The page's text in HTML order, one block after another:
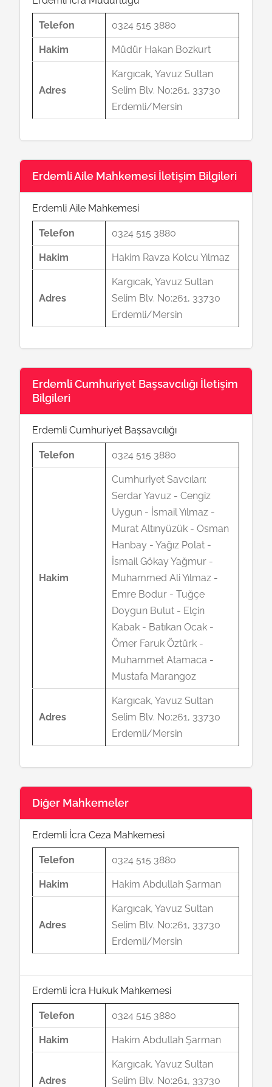
Telefon 0324 515 3880
Hakim Müdür Hakan Bozkurt
Adres
Kargıcak, Yavuz Sultan
Selim Blv. No:261, 33730
Erdemli/Mersin
Erdemli Aile Mahkemesi İletişim Bilgileri
Erdemli Aile Mahkemesi
Telefon 0324 515 3880
Hakim Hakim Ravza Kolcu Yılmaz
Adres
Kargıcak, Yavuz Sultan
Selim Blv. No:261, 33730
Erdemli/Mersin
Erdemli Cumhuriyet Başsavcılığı İletişim
Bilgileri
Erdemli Cumhuriyet Başsavcılığı
Telefon 0324 515 3880
Hakim
Cumhuriyet Savcıları:
Serdar Yavuz - Cengiz
Uygun - İsmail Yılmaz -
Murat Altınyüzük - Osman
Hanbay - Yağız Polat -
İsmail Gökay Yağmur -
Muhammed Ali Yılmaz -
Emre Bodur - Tuğçe
Doygun Bulut - Elçin
Kabak - Batıkan Ocak -
Ömer Faruk Öztürk -
Muhammet Atamaca -
Mustafa Marangoz
Adres
Kargıcak, Yavuz Sultan
Selim Blv. No:261, 33730
Erdemli/Mersin
Diğer Mahkemeler
Erdemli İcra Ceza Mahkemesi
Telefon 0324 515 3880
Hakim Hakim Abdullah Şarman
Adres
Kargıcak, Yavuz Sultan
Selim Blv. No:261, 33730
Erdemli/Mersin
Erdemli İcra Hukuk Mahkemesi
Telefon 0324 515 3880
Hakim Hakim Abdullah Şarman
Adres
Kargıcak, Yavuz Sultan
Selim Blv. No:261, 33730